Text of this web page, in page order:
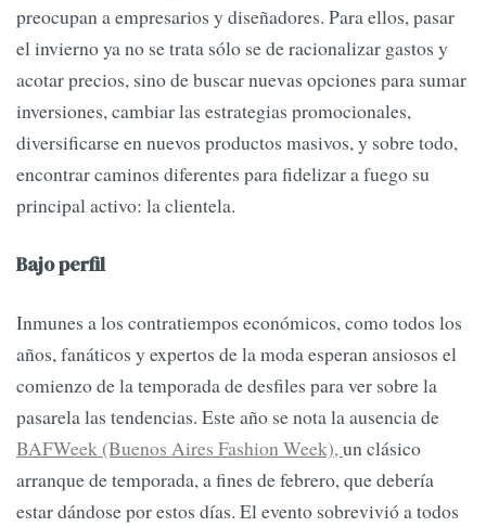
preocupan a empresarios y diseñadores. Para ellos, pasar
el invierno ya no se trata sólo se de racionalizar gastos y
acotar precios, sino de buscar nuevas opciones para sumar
inversiones, cambiar las estrategias promocionales,
diversificarse en nuevos productos masivos, y sobre todo,
encontrar caminos diferentes para fidelizar a fuego su
principal activo: la clientela.
Bajo perfil
Inmunes a los contratiempos económicos, como todos los
años, fanáticos y expertos de la moda esperan ansiosos el
comienzo de la temporada de desfiles para ver sobre la
pasarela las tendencias. Este año se nota la ausencia de
BAFWeek (Buenos Aires Fashion Week),un clásico
arranque de temporada, a fines de febrero, que debería
estar dándose por estos días. El evento sobrevivió a todos